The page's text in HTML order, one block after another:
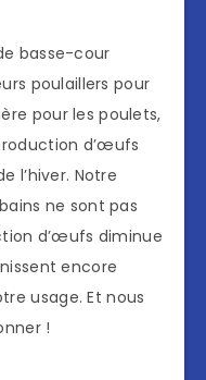
basse-cour
poulaillers pour
pour les poulets,
d’œufs
l’hiver. Notre
ne sont pas
d’œufs diminue
encore
usage. Et nous
!